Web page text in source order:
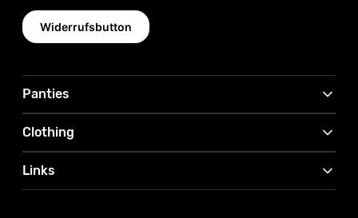
Widerrufsbutton
Panties
Clothing
Links